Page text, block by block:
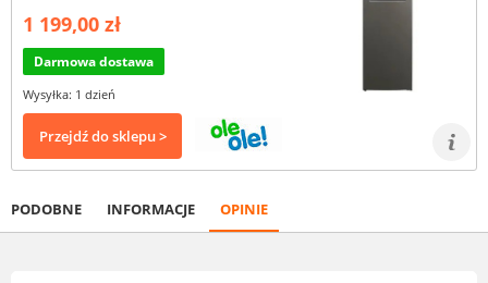
1 199,00 zł
Darmowa dostawa
Wysyłka: 1 dzień
Przejdź do sklepu >
PODOBNE INFORMACJE OPINIE